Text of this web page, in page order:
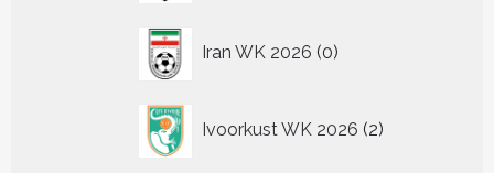
Iran WK 2026 0
producten
Ivoorkust WK 2026 2
producten